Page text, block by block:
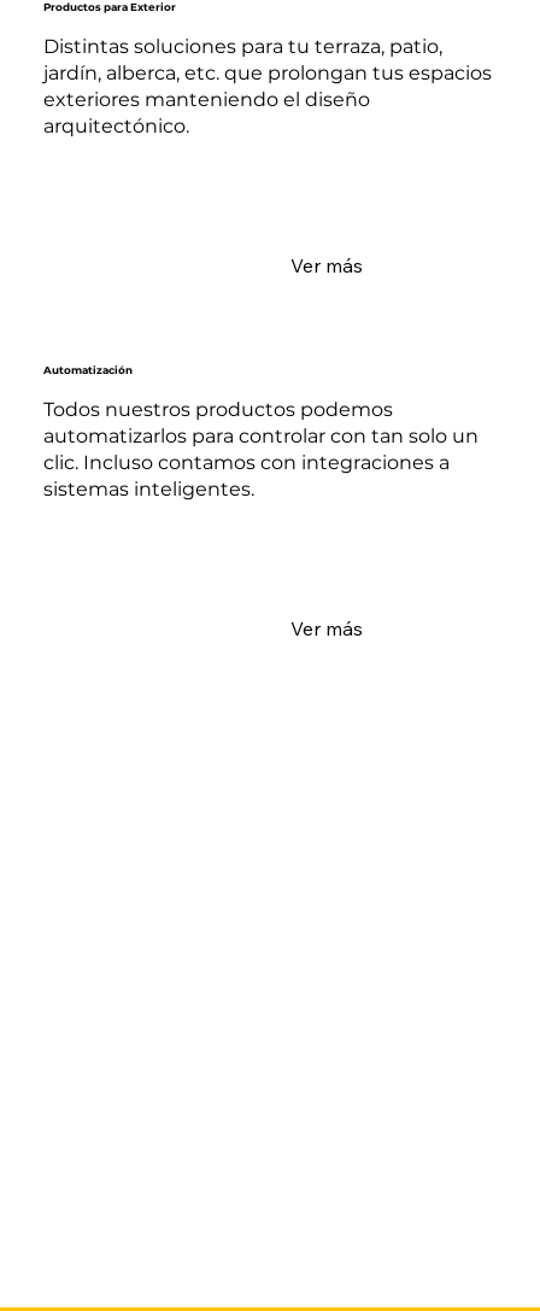
Distintas soluciones para tu terraza, patio,
jardín, alberca, etc. que prolongan tus espacios
exteriores manteniendo el diseño
arquitectónico.
Productos para Exterior
Ver más
Todos nuestros productos podemos
automatizarlos para controlar con tan solo un
clic. Incluso contamos con integraciones a
sistemas inteligentes.
Automatización
Ver más